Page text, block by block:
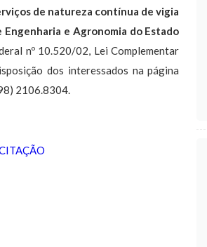
de natureza contínua de vigia
e Agronomia do Estado
nº 10.520/02, Lei Complementar
dos interessados na página
2106.8304.